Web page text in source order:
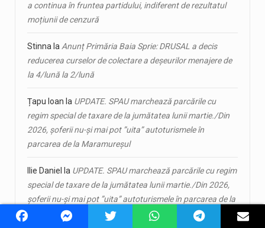
a continua în fruntea partidului, indiferent de rezultatul
moțiunii de cenzură
Stinna la Anunț Primăria Baia Sprie: DRUSAL a decis
reducerea curselor de colectare a deșeurilor menajere de
la 4/lună la 2/lună
Țapu Ioan la UPDATE. SPAU marchează parcările cu
regim special de taxare de la jumătatea lunii martie./Din
2026, șoferii nu-și mai pot ”uita” autoturismele în
parcarea de la Maramureșul
Ilie Daniel la UPDATE. SPAU marchează parcările cu regim
special de taxare de la jumătatea lunii martie./Din 2026,
șoferii nu-și mai pot ”uita” autoturismele în parcarea de la
Maramureșul